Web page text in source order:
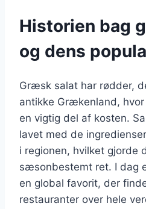
Historien bag
og dens
Græsk salat har rødder,
antikke Grækenland,
en vigtig del af kosten.
lavet med de
i regionen, hvilket gjorde
sæsonbestemt ret. I dag
en global favorit, der
restauranter over hele